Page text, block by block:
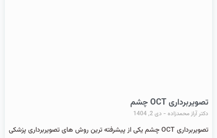
تصویربرداری OCT چشم
دکتر آراز محمدزاده دی 2, 1404
تصویربرداری OCT چشم یکی از پیشرفته‌ ترین روش‌ های تصویربرداری پزشکی